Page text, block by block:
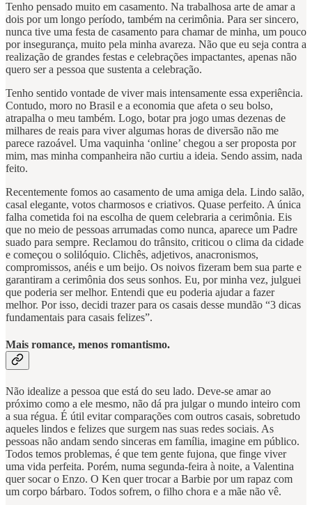
Tenho pensado muito em casamento. Na trabalhosa arte de amar a
dois por um longo período, também na cerimônia. Para ser sincero,
nunca tive uma festa de casamento para chamar de minha, um pouco
por insegurança, muito pela minha avareza. Não que eu seja contra a
realização de grandes festas e celebrações impactantes, apenas não
quero ser a pessoa que sustenta a celebração.
Tenho sentido vontade de viver mais intensamente essa experiência.
Contudo, moro no Brasil e a economia que afeta o seu bolso,
atrapalha o meu também. Logo, botar pra jogo umas dezenas de
milhares de reais para viver algumas horas de diversão não me
parece razoável. Uma vaquinha ‘online’ chegou a ser proposta por
mim, mas minha companheira não curtiu a ideia. Sendo assim, nada
feito.
Recentemente fomos ao casamento de uma amiga dela. Lindo salão,
casal elegante, votos charmosos e criativos. Quase perfeito. A única
falha cometida foi na escolha de quem celebraria a cerimônia. Eis
que no meio de pessoas arrumadas como nunca, aparece um Padre
suado para sempre. Reclamou do trânsito, criticou o clima da cidade
e começou o solilóquio. Clichês, adjetivos, anacronismos,
compromissos, anéis e um beijo. Os noivos fizeram bem sua parte e
garantiram a cerimônia dos seus sonhos. Eu, por minha vez, julguei
que poderia ser melhor. Entendi que eu poderia ajudar a fazer
melhor. Por isso, decidi trazer para os casais desse mundão “3 dicas
fundamentais para casais felizes”.
Mais romance, menos romantismo.
Não idealize a pessoa que está do seu lado. Deve-se amar ao
próximo como a ele mesmo, não dá pra julgar o mundo inteiro com
a sua régua. É útil evitar comparações com outros casais, sobretudo
aqueles lindos e felizes que surgem nas suas redes sociais. As
pessoas não andam sendo sinceras em família, imagine em público.
Todos temos problemas, é que tem gente fujona, que finge viver
uma vida perfeita. Porém, numa segunda-feira à noite, a Valentina
quer socar o Enzo. O Ken quer trocar a Barbie por um rapaz com
um corpo bárbaro. Todos sofrem, o filho chora e a mãe não vê.